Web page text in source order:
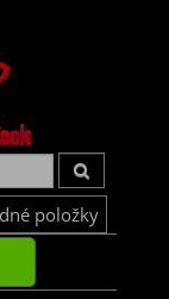
položky